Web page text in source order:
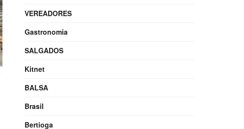
VEREADORES
Gastronomia
SALGADOS
Kitnet
BALSA
Brasil
Bertioga